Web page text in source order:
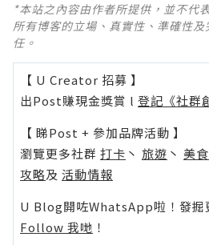
*本站之內容由作者所提供，並不代
所有博客的立場、真實性、準確性
任。
【 U Creator 招募 】
出Post賺現金獎賞 l 登記《社群
【 睇Post + 參加品牌活動 】
瀏覽更多社群 打卡 丶 旅遊 丶 美食
攻略及 活動情報
U Blog開咗WhatsApp啦！發掘
Follow 我哋 ！